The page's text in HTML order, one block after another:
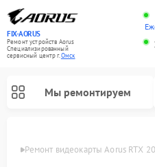
FIX-AORUS
Ремонт устройств Aorus
Специализированный
cервисный центр г.Омск
Мы ремонтируем
Ремонт видеокарты Aorus RTX